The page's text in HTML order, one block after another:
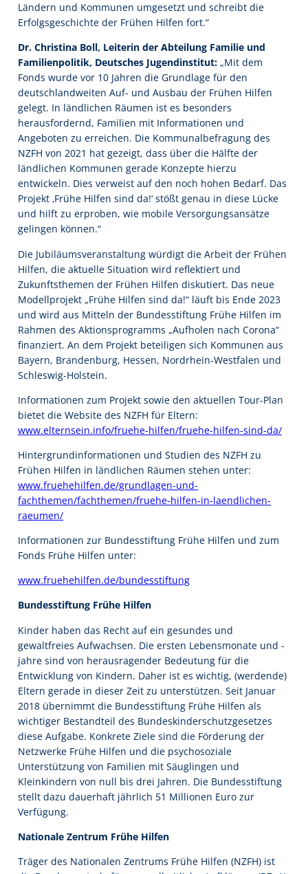
Ländern und Kommunen umgesetzt und schreibt die
Erfolgsgeschichte der Frühen Hilfen fort.“
Dr. Christina Boll, Leiterin der Abteilung Familie und
Familienpolitik, Deutsches Jugendinstitut: „Mit dem
Fonds wurde vor 10 Jahren die Grundlage für den
deutschlandweiten Auf- und Ausbau der Frühen Hilfen
gelegt. In ländlichen Räumen ist es besonders
herausfordernd, Familien mit Informationen und
Angeboten zu erreichen. Die Kommunalbefragung des
NZFH von 2021 hat gezeigt, dass über die Hälfte der
ländlichen Kommunen gerade Konzepte hierzu
entwickeln. Dies verweist auf den noch hohen Bedarf. Das
Projekt ‚Frühe Hilfen sind da!‘ stößt genau in diese Lücke
und hilft zu erproben, wie mobile Versorgungsansätze
gelingen können.“
Die Jubiläumsveranstaltung würdigt die Arbeit der Frühen
Hilfen, die aktuelle Situation wird reflektiert und
Zukunftsthemen der Frühen Hilfen diskutiert. Das neue
Modellprojekt „Frühe Hilfen sind da!“ läuft bis Ende 2023
und wird aus Mitteln der Bundesstiftung Frühe Hilfen im
Rahmen des Aktionsprogramms „Aufholen nach Corona“
finanziert. An dem Projekt beteiligen sich Kommunen aus
Bayern, Brandenburg, Hessen, Nordrhein-Westfalen und
Schleswig-Holstein.
Informationen zum Projekt sowie den aktuellen Tour-Plan
bietet die Website des NZFH für Eltern:
www.elternsein.info/fruehe-hilfen/fruehe-hilfen-sind-da/
Hintergrundinformationen und Studien des NZFH zu
Frühen Hilfen in ländlichen Räumen stehen unter:
www.fruehehilfen.de/grundlagen-und-
fachthemen/fachthemen/fruehe-hilfen-in-laendlichen-
raeumen/
Informationen zur Bundesstiftung Frühe Hilfen und zum
Fonds Frühe Hilfen unter:
www.fruehehilfen.de/bundesstiftung
Bundesstiftung Frühe Hilfen
Kinder haben das Recht auf ein gesundes und
gewaltfreies Aufwachsen. Die ersten Lebensmonate und -
jahre sind von herausragender Bedeutung für die
Entwicklung von Kindern. Daher ist es wichtig, (werdende)
Eltern gerade in dieser Zeit zu unterstützen. Seit Januar
2018 übernimmt die Bundesstiftung Frühe Hilfen als
wichtiger Bestandteil des Bundeskinderschutzgesetzes
diese Aufgabe. Konkrete Ziele sind die Förderung der
Netzwerke Frühe Hilfen und die psychosoziale
Unterstützung von Familien mit Säuglingen und
Kleinkindern von null bis drei Jahren. Die Bundesstiftung
stellt dazu dauerhaft jährlich 51 Millionen Euro zur
Verfügung.
Nationale Zentrum Frühe Hilfen
Träger des Nationalen Zentrums Frühe Hilfen (NZFH) ist